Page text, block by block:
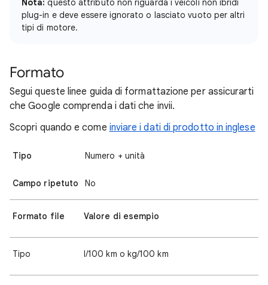
plug-in e deve essere ignorato o lasciato vuoto per altri
tipi di motore.
Formato
Segui queste linee guida di formattazione per assicurarti
che Google comprenda i dati che invii.
Scopri quando e come inviare i dati di prodotto in inglese
Tipo Numero + unità
Campo ripetuto No
Formato file Valore di esempio
Tipo l/100 km o kg/100 km